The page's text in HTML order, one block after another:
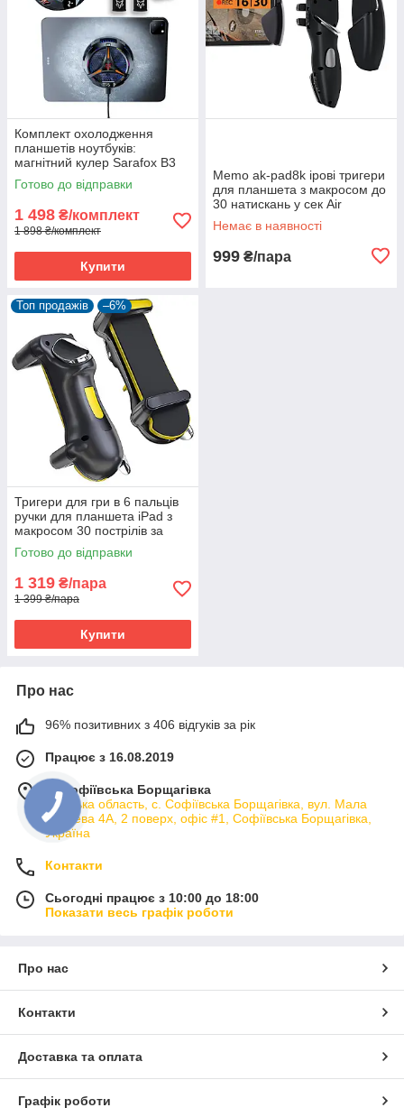
Комплект охолодження
планшетів ноутбуків:
магнітний кулер Sarafox B3
охолодний + 4 напальчники
V8 для гри
Готово до відправки
1 498 ₴/комплект
1 898 ₴/комплект
Купити
Memo ak-pad8k ірові тригери
для планшета з макросом до
30 натискань у сек Air
Mapping
Немає в наявності
999 ₴/пара
Топ продажів –6%
Тригери для гри в 6 пальців
ручки для планшета iPad з
макросом 30 пострілів за
секунду Air Mapping pubg cod
Готово до відправки
1 319 ₴/пара
1 399 ₴/пара
Купити
Про нас
96% позитивних з 406 відгуків за рік
Працює з 16.08.2019
м. Софіївська Борщагівка
Київська область, с. Софіївська Борщагівка, вул. Мала
кільцева 4А, 2 поверх, офіс #1, Софіївська Борщагівка,
Україна
Контакти
Сьогодні працює з 10:00 до 18:00
Показати весь графік роботи
Про нас
Контакти
Доставка та оплата
Графік роботи